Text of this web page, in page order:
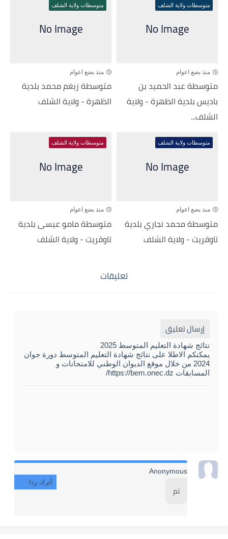
متوسطات ولاية الشلف
منذ بضع اعوام
متوسطة عبد الحميد بن
باديس بلدية الظهرة - ولاية
الشلف...
متوسطات ولاية الشلف
منذ بضع اعوام
متوسطة زيغم محمد بلدية
الظهرة - ولاية الشلف
متوسطات ولاية الشلف
منذ بضع اعوام
متوسطة محمد نجاري بلدية
تاوقريت - ولاية الشلف
متوسطات ولاية الشلف
منذ بضع اعوام
متوسطة مامو عيسى بلدية
تاوقريت - ولاية الشلف
تعليقات
إرسال تعليق
نتائج شهادة التعليم المتوسط 2025
يمكنكم الاطلا على نتائج شهادة التعليم المتوسط دورة جوان
2024 من خلال موقع الديوان الوطني للامتحانات و
المسابقات https://bem.onec.dz/
Anonymous
تم
أترك ردا